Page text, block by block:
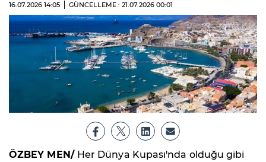
16.07.2026 14:05 GÜNCELLEME : 21.07.2026 00:01
ÖZBEY MEN/ Her Dünya Kupası'nda olduğu gibi